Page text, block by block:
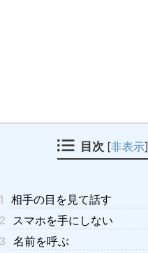
目次 [非表示]
1 相手の目を見て話す
2 スマホを手にしない
3 名前を呼ぶ